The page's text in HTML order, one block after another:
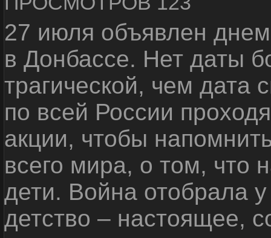
27 июля объявлен
в Донбассе. Нет даты
трагической, чем дата
по всей России
акции, чтобы
всего мира, о том, что
дети. Война отобрала
детство – настоящее,